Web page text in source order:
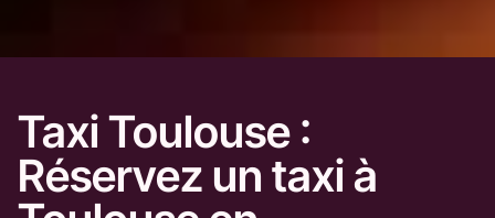
Taxi Toulouse :
Réservez un taxi à